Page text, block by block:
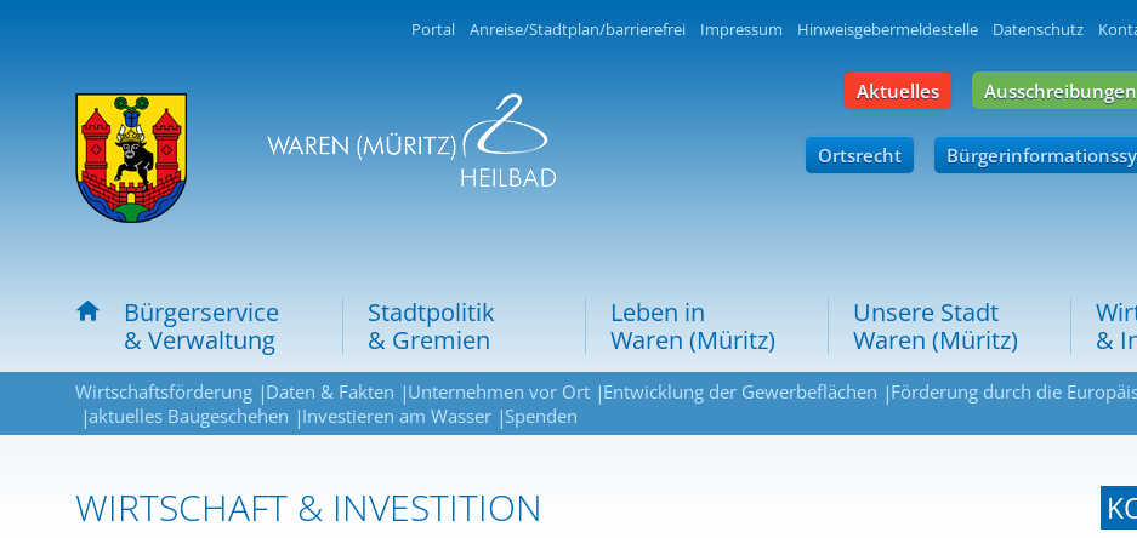
Portal Anreise/Stadtplan/barrierefrei Impressum Hinweisgebermeldestelle Datenschutz
Aktuelles Ausschreibungen
Ortsrecht
Bürgerservice
& Verwaltung
Stadtpolitik
& Gremien
Leben in
Waren (Müritz)
Unsere Stadt
Waren (Müritz)
&
Wirtschaftsförderung Daten & Fakten Unternehmen vor Ort Entwicklung der Gewerbeflächen Förderung durch die
aktuelles Baugeschehen
Investieren am Wasser Spenden
WIRTSCHAFT & INVESTITION